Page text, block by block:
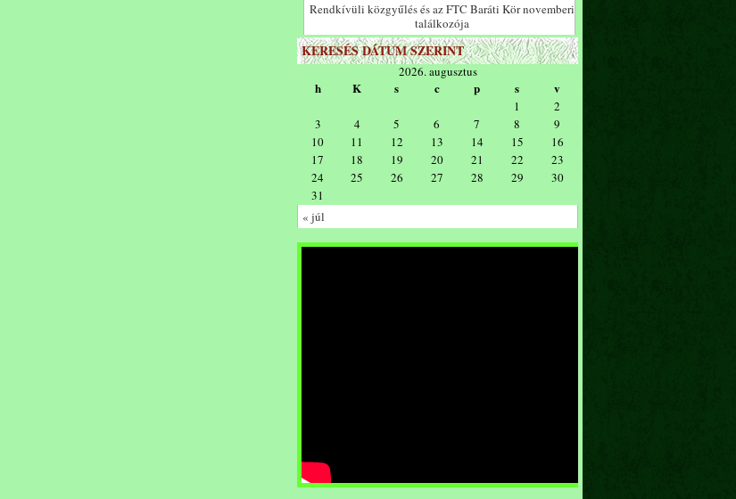
Rendkívüli közgyűlés és az FTC Baráti Kör novemberi
találkozója
KERESÉS DÁTUM SZERINT
2026. augusztus
h K s c p s v
1
2
3
4 5 6 7 8
9
10
11 12 13 14 15
16
17
18 19 20 21 22
23
24
25 26 27 28 29
30
31
« júl